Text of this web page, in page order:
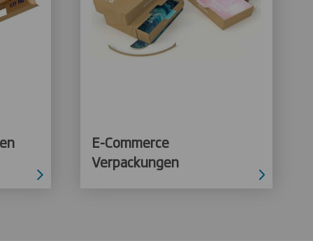
E-Commerce
Verpackungen